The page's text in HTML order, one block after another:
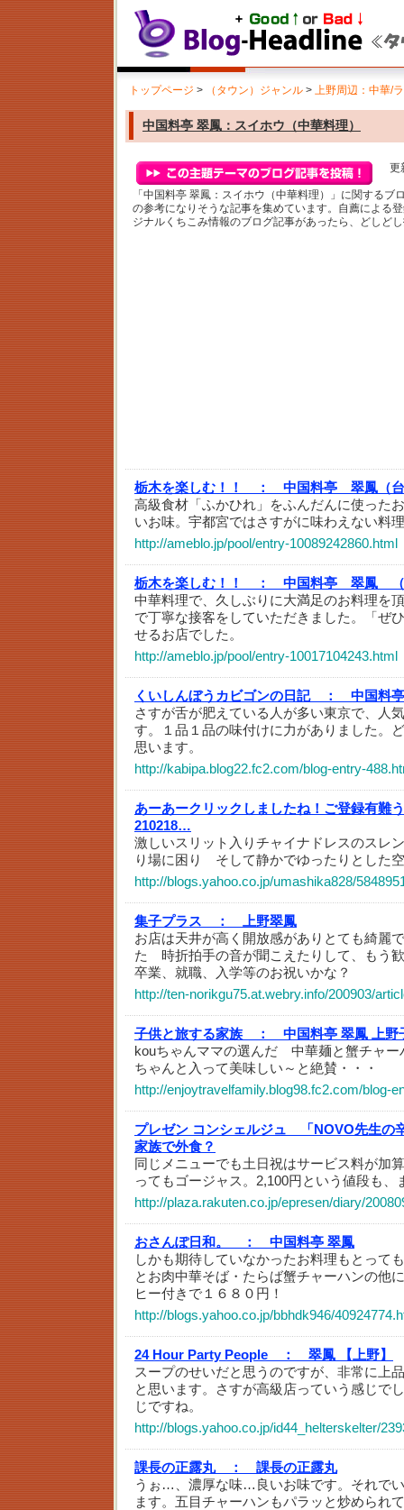
トップページ > （タウン）ジャンル > 上野周辺：中華/
中国料亭 翠鳳：スイホウ（中華料理）
更
「中国料亭 翠鳳：スイホウ（中華料理）」に関するブ
の参考になりそうな記事を集めています。自薦による
ジナルくちこみ情報のブログ記事があったら、どしど
栃木を楽しむ！！ ：
中国料亭 翠鳳（
高級食材「ふかひれ」をふんだんに使った
いお味。宇都宮ではさすがに味わえない料
http://ameblo.jp/pool/entry-10089242860.html
栃木を楽しむ！！ ：
中国料亭 翠鳳 （
中華料理で、久しぶりに大満足のお料理を
で丁寧な接客をしていただきました。「ぜ
せるお店でした。
http://ameblo.jp/pool/entry-10017104243.html
くいしんぼうカビゴンの日記 ：
中国料
さすが舌が肥えている人が多い東京で、人
す。１品１品の味付けに力がありました。
思います。
http://kabipa.blog22.fc2.com/blog-entry-
あーあークリックしましたね！ご登録有難
210218…
激しいスリット入りチャイナドレスのスレ
り場に困り そして静かでゆったりとした
http://blogs.yahoo.co.jp/umashika828/
集子プラス ：
上野翠鳳
お店は天井が高く開放感がありとても綺麗
た 時折拍手の音が聞こえたりして、もう
卒業、就職、入学等のお祝いかな？
http://ten-norikgu75.at.webry.info/200903/
子供と旅する家族 ：
中国料亭 翠鳳 上野
kouちゃんママの選んだ 中華麺と蟹チャー
ちゃんと入って美味しい～と絶賛・・・
http://enjoytravelfamily.blog98.fc2.com/blog-
プレゼン コンシェルジュ 「NOVO先生
家族で外食？
同じメニューでも土日祝はサービス料が加
ってもゴージャス。2,100円という値段も、
http://plaza.rakuten.co.jp/epresen/diary/
おさんぽ日和。 ：
中国料亭 翠鳳
しかも期待していなかったお料理もとって
とお肉中華そば・たらば蟹チャーハンの他
ヒー付きで１６８０円！
http://blogs.yahoo.co.jp/bbhdk946/
24 Hour Party People ：
翠鳳 【上野】
スープのせいだと思うのですが、非常に上
と思います。さすが高級店っていう感じで
じですね。
http://blogs.yahoo.co.jp/id44_helterskelter/
課長の正露丸 ：
課長の正露丸
うぉ…、濃厚な味…良いお味です。それで
ます。五目チャーハンもパラッと炒められ